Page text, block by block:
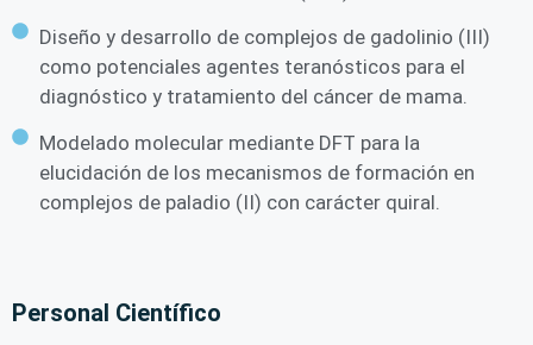
Diseño y desarrollo de complejos de gadolinio (III)
como potenciales agentes teranósticos para el
diagnóstico y tratamiento del cáncer de mama.
Modelado molecular mediante DFT para la
elucidación de los mecanismos de formación en
complejos de paladio (II) con carácter quiral.
Personal Científico